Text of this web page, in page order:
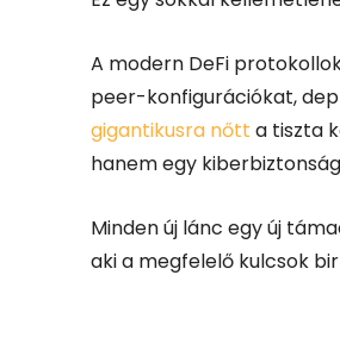
A modern DeFi
peer-konfigurációkat,
gigantikusra nőtt a tiszta
hanem egy
Minden új lánc egy új
aki a megfelelő kulcsok